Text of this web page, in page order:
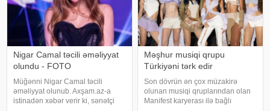
Nigar Camal təcili əməliyyat
olundu - FOTO
Müğənni Nigar Camal təcili
əməliyyat olunub. Axşam.az-a
istinadən xəbər verir ki, sənətçi
Məşhur musiqi qrupu
Türkiyəni tərk edir
Son dövrün ən çox müzakirə
olunan musiqi qruplarından olan
Manifest karyerası ilə bağlı